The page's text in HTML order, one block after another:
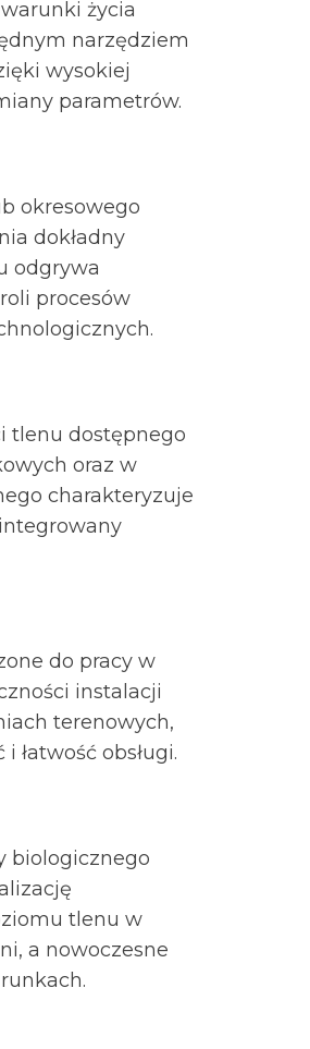
życia
narzędziem
wysokiej
parametrów.
okresowego
dokładny
odgrywa
procesów
tlenu dostępnego
oraz w
charakteryzuje
do pracy w
instalacji
terenowych,
łatwość obsługi.
biologicznego
tlenu w
a nowoczesne